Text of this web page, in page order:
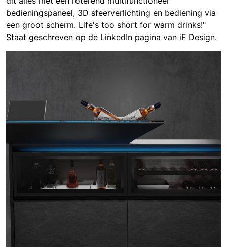
bedieningspaneel, 3D sfeerverlichting en bediening via
een groot scherm. Life's too short for warm drinks!"
Staat geschreven op de LinkedIn pagina van iF Design.